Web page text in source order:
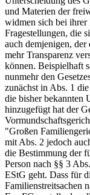
und Materien der
widmen sich bei ihrer
Fragestellungen, die
auch demjenigen, der
mehr Transparenz
können. Beispielhaft
nunmehr den
zunächst in Abs. 1
die bisher bekannten
hinzugefügt hat der
"Großen
mit Abs. 2 jedoch
die Bestimmung der
Person nach §§ 3
EStG geht. Dass für
Familienstreitsachen